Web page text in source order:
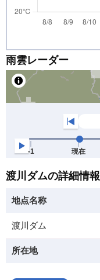
雨雲レーダー
渡川ダムの詳細情報
地点名称
渡川ダム
所在地